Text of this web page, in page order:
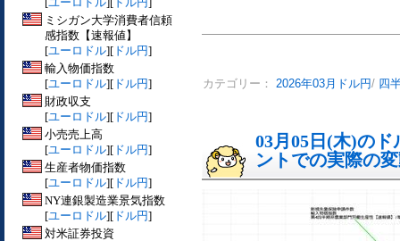
ミシガン大学消費者信頼
感指数【速報値】
[ユーロドル][ ドル円]
輸入物価指数
[ユーロドル][ ドル円]
財政収支
[ユーロドル][ ドル円]
小売売上高
[ユーロドル][ ドル円]
生産者物価指数
[ユーロドル][ ドル円]
NY連銀製造業景気指数
[ユーロドル][ ドル円]
対米証券投資
カテゴリー： 2026年03月ドル円/ 四
03月05日(木)の
ントでの実際の